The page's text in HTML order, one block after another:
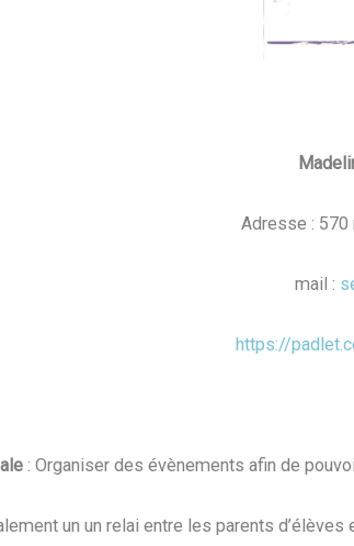
Adresse : 570
mail :
https://
: Organiser des évènements afin de
un un relai entre les parents